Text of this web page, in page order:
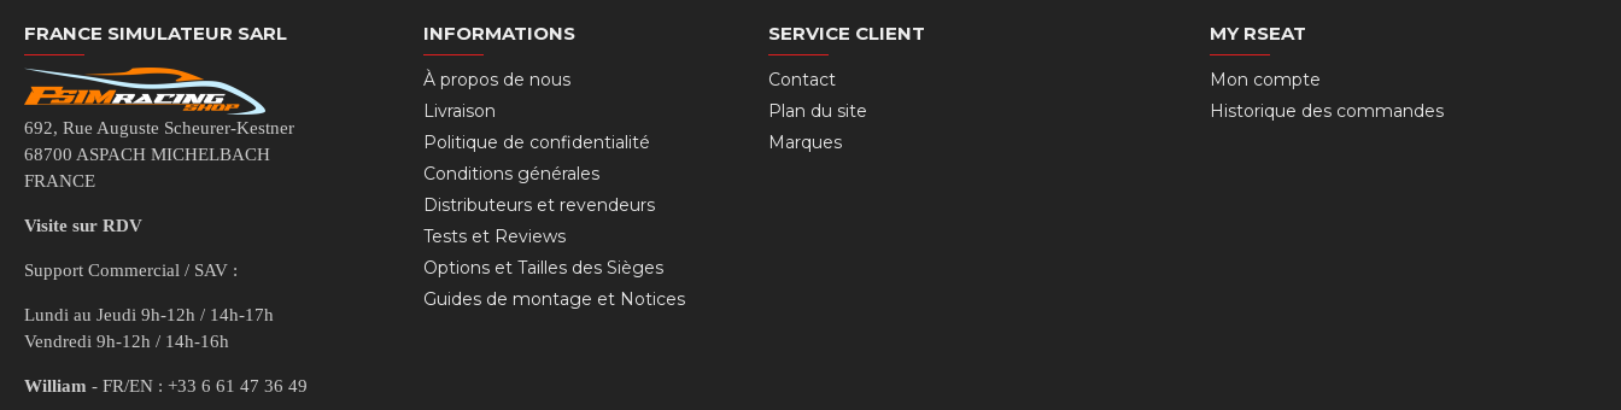
FRANCE SIMULATEUR SARL
692, Rue Auguste Scheurer-Kestner
68700 ASPACH MICHELBACH
FRANCE
Visite sur RDV
Support Commercial / SAV :
Lundi au Jeudi 9h-12h / 14h-17h
Vendredi 9h-12h / 14h-16h
William - FR/EN : +33 6 61 47 36 49
INFORMATIONS
À propos de nous
Livraison
Politique de confidentialité
Conditions générales
Distributeurs et revendeurs
Tests et Reviews
Options et Tailles des Sièges
Guides de montage et Notices
SERVICE CLIENT
Contact
Plan du site
Marques
MY RSEAT
Mon compte
Historique des commandes